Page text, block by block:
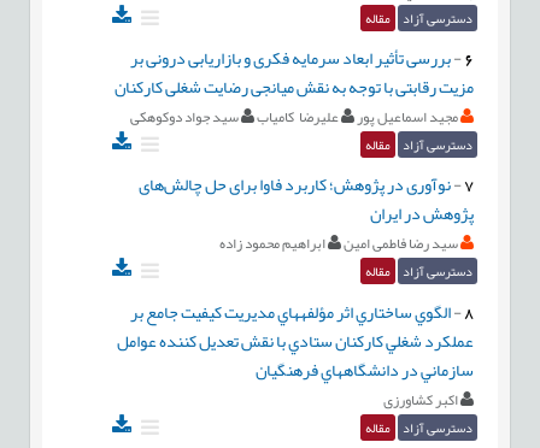
دسترسی آزاد مقاله
6
-بررسی تأثیر ابعاد سرمایه فکری و بازاریابی درونی بر
مزیت رقابتی با توجه به نقش میانجی رضایت شغلی کارکنان
مجید اسماعیل پور علیرضا کامیاب سید جواد دوکوهکی
دسترسی آزاد مقاله
7
-نوآوری در پژوهش؛ کاربرد فاوا برای حل چالش‌های
پژوهش در ایران
سید رضا فاطمی امین ابراهیم محمود زاده
دسترسی آزاد مقاله
8
-الگوي ساختاري اثر مؤلفههاي مديريت کيفيت جامع بر
عملکرد شغلي کارکنان ستادي با نقش تعديل کننده عوامل
سازماني در دانشگاههاي فرهنگيان
اکبر کشاورزی
دسترسی آزاد مقاله